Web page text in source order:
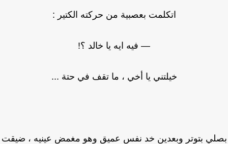
اتكلمت بعصبية من حركته الكتير :
— فيه ايه يا خالد ؟!
خيلتني يا أخي ، ما تقف في حتة ...
بتوتر وبعدين خد نفس عميق وهو مغمض عينيه ، ضيقت